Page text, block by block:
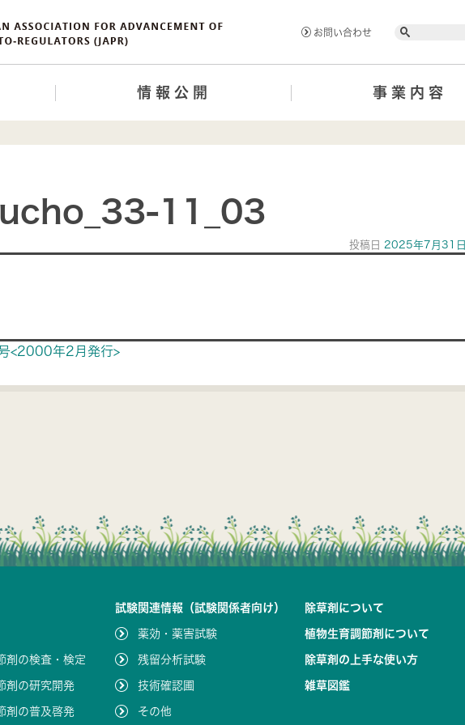
お問い合わせ Search
情報公開 事業内容
11_03
投稿日 2025年7月31日
<2000年2月発行>
剤の検査・検定
剤の研究開発
剤の普及啓発
試験関連情報（試験関係者向け）
薬効・薬害試験
残留分析試験
技術確認圃
その他
除草剤について
植物生育調節剤について
除草剤の上手な使い方
雑草図鑑